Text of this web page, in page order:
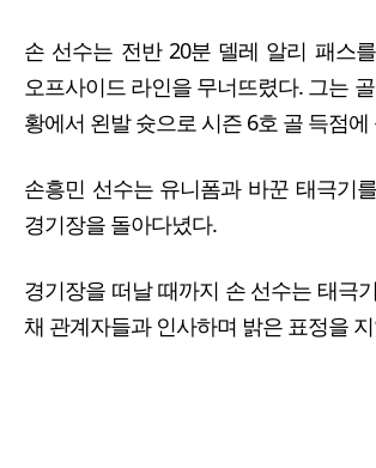
손 선수는 전반 20분 델레 알리 패스
오프사이드 라인을 무너뜨렸다. 그는
황에서 왼발 슛으로 시즌 6호 골 득점에
손흥민 선수는 유니폼과 바꾼 태극기
경기장을 돌아다녔다.
경기장을 떠날 때까지 손 선수는 태극
채 관계자들과 인사하며 밝은 표정을